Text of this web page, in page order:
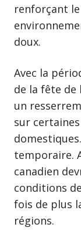
renforçant
doux.
Avec la
de la fête de
un
sur
temporaire.
canadien
conditions
fois de plus
régions.